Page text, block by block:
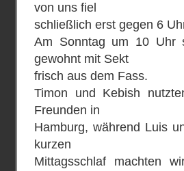
von uns fiel
schließlich erst gegen 6
Am Sonntag um 10 Uhr
gewohnt mit Sekt
frisch aus dem Fass.
Timon und Kebish
Freunden in
Hamburg, während Luis
kurzen
Mittagsschlaf machten